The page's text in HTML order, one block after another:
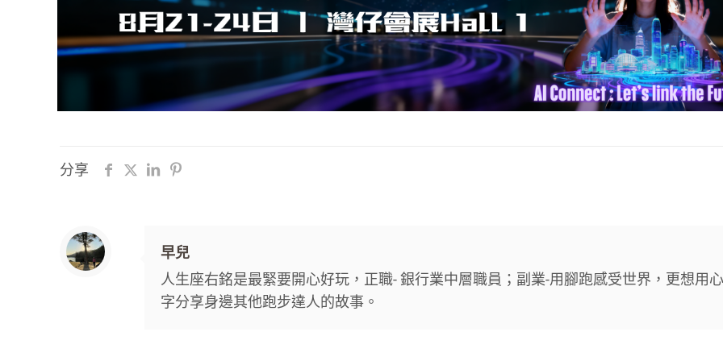
分享
早兒
人生座右銘是最緊要開心好玩，正職- 銀行業中層職員；副業-用腳跑感受世界，更想用
字分享身邊其他跑步達人的故事。